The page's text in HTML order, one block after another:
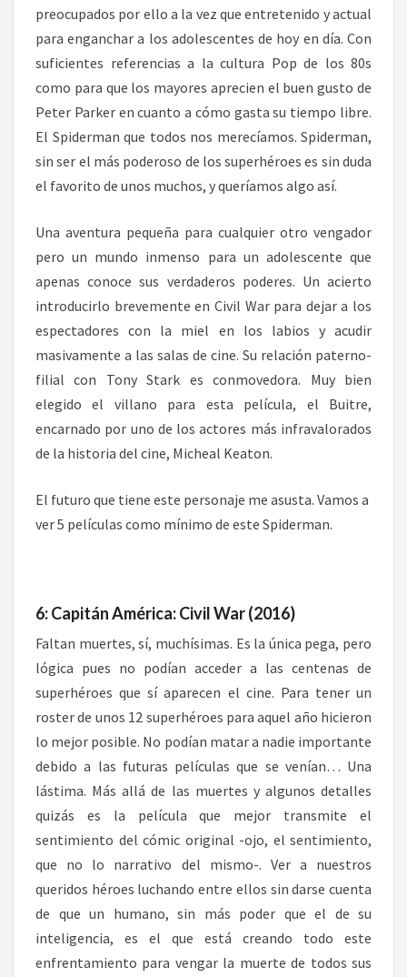
preocupados por ello a la vez que entretenido y actual
para enganchar a los adolescentes de hoy en día. Con
suficientes referencias a la cultura Pop de los 80s
como para que los mayores aprecien el buen gusto de
Peter Parker en cuanto a cómo gasta su tiempo libre.
El Spiderman que todos nos merecíamos. Spiderman,
sin ser el más poderoso de los superhéroes es sin duda
el favorito de unos muchos, y queríamos algo así.
Una aventura pequeña para cualquier otro vengador
pero un mundo inmenso para un adolescente que
apenas conoce sus verdaderos poderes. Un acierto
introducirlo brevemente en Civil War para dejar a los
espectadores con la miel en los labios y acudir
masivamente a las salas de cine. Su relación paterno-
filial con Tony Stark es conmovedora. Muy bien
elegido el villano para esta película, el Buitre,
encarnado por uno de los actores más infravalorados
de la historia del cine, Micheal Keaton.
El futuro que tiene este personaje me asusta. Vamos a
ver 5 películas como mínimo de este Spiderman.
6: Capitán América: Civil War (2016)
Faltan muertes, sí, muchísimas. Es la única pega, pero
lógica pues no podían acceder a las centenas de
superhéroes que sí aparecen el cine. Para tener un
roster de unos 12 superhéroes para aquel año hicieron
lo mejor posible. No podían matar a nadie importante
debido a las futuras películas que se venían… Una
lástima. Más allá de las muertes y algunos detalles
quizás es la película que mejor transmite el
sentimiento del cómic original -ojo, el sentimiento,
que no lo narrativo del mismo-. Ver a nuestros
queridos héroes luchando entre ellos sin darse cuenta
de que un humano, sin más poder que el de su
inteligencia, es el que está creando todo este
enfrentamiento para vengar la muerte de todos sus